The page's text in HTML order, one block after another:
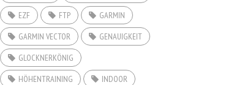
EZF
FTP
GARMIN
GARMIN VECTOR
GENAUIGKEIT
GLOCKNERKÖNIG
HÖHENTRAINING
INDOOR